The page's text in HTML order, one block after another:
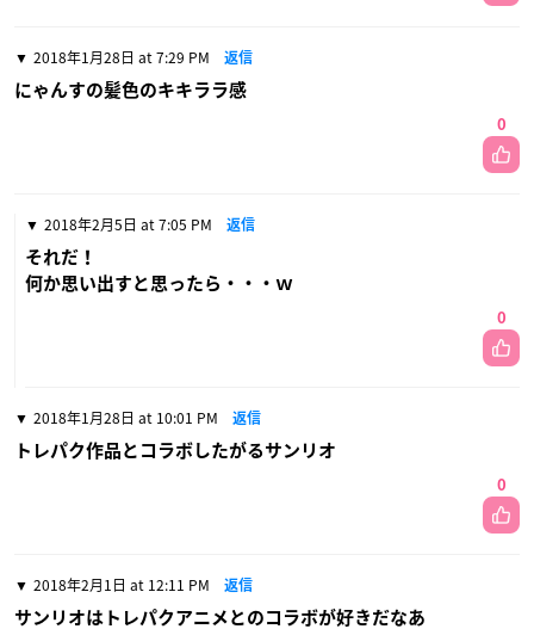
2018年1月28日 at 7:29 PM 返信
にゃんすの髪色のキキララ感
0
2018年2月5日 at 7:05 PM 返信
それだ！
何か思い出すと思ったら・・・ｗ
0
2018年1月28日 at 10:01 PM 返信
トレパク作品とコラボしたがるサンリオ
0
2018年2月1日 at 12:11 PM 返信
サンリオはトレパクアニメとのコラボが好きだなあ